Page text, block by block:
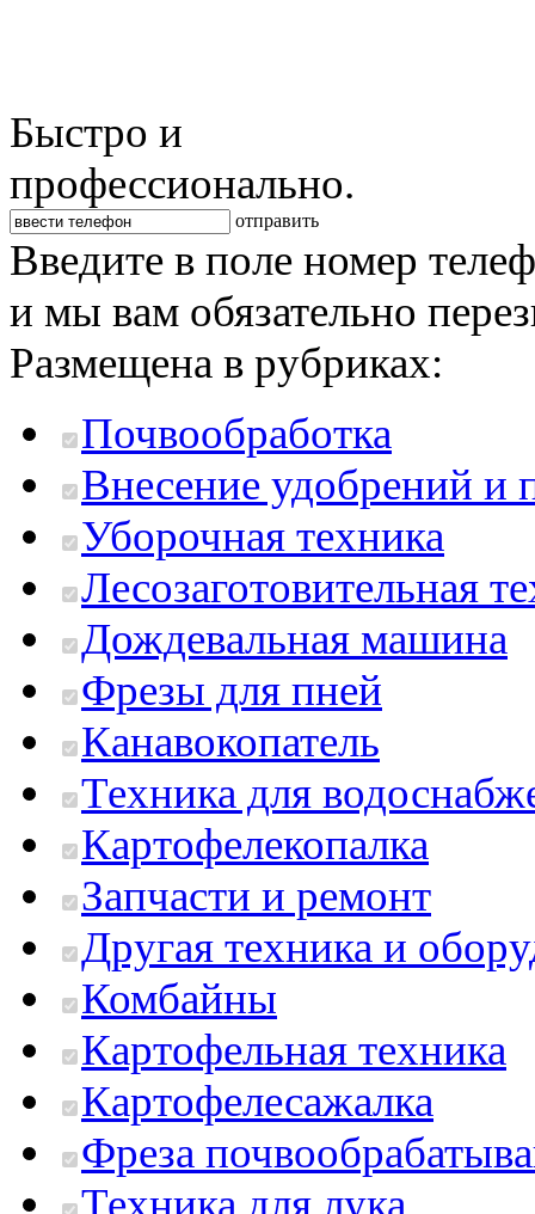
Быстро и
профессионально.
отправить
Введите в поле номер
и мы вам обязательно
Размещена в рубриках:
Почвообработка
Внесение удобрений и
Уборочная техника
Лесозаготовительная
Дождевальная машина
Фрезы для пней
Канавокопатель
Техника для
Картофелекопалка
Запчасти и ремонт
Другая техника и
Комбайны
Картофельная техника
Картофелесажалка
Фреза
Техника для лука